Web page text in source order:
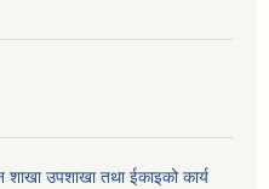
उपशाखा तथा ईकाइको कार्य